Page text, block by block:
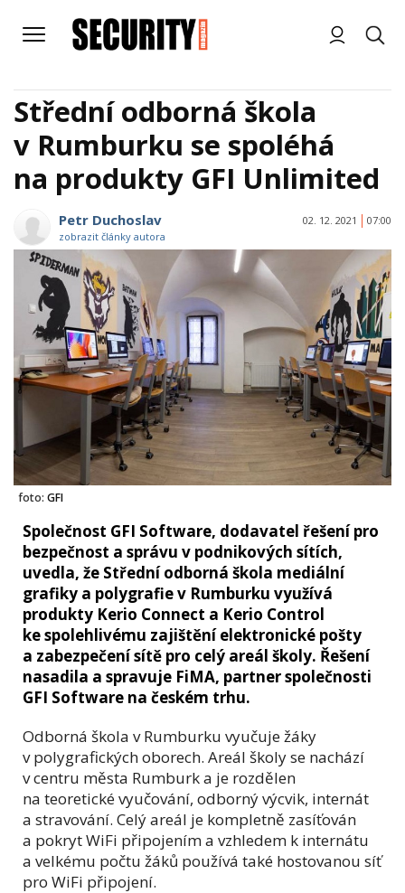
Střední odborná škola
v Rumburku se spoléhá
na produkty GFI Unlimited
Petr Duchoslav
zobrazit články autora
02. 12. 2021 07:00
foto: GFI
Společnost GFI Software, dodavatel řešení pro
bezpečnost a správu v podnikových sítích,
uvedla, že Střední odborná škola mediální
grafiky a polygrafie v Rumburku využívá
produkty Kerio Connect a Kerio Control
ke spolehlivému zajištění elektronické pošty
a zabezpečení sítě pro celý areál školy. Řešení
nasadila a spravuje FiMA, partner společnosti
GFI Software na českém trhu.
Odborná škola v Rumburku vyučuje žáky
v polygrafických oborech. Areál školy se nachází
v centru města Rumburk a je rozdělen
na teoretické vyučování, odborný výcvik, internát
a stravování. Celý areál je kompletně zasíťován
a pokryt WiFi připojením a vzhledem k internátu
a velkému počtu žáků používá také hostovanou síť
pro WiFi připojení.